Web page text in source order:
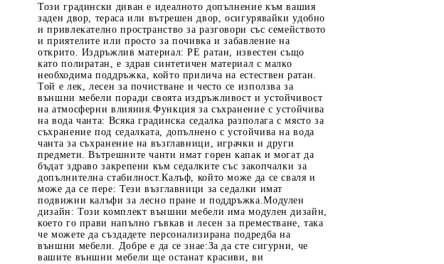
Този градински диван е идеалното допълнение към вашия
заден двор, тераса или вътрешен двор, осигурявайки удобно
и привлекателно пространство за разговори със семейството
и приятелите или просто за почивка и забавление на
открито. Издръжлив материал: PE ратан, известен също
като полиратан, е здрав синтетичен материал с малко
необходима поддръжка, който прилича на естествен ратан.
Той е лек, лесен за почистване и често се използва за
външни мебели поради своята издръжливост и устойчивост
на атмосферни влияния.Функция за съхранение с устойчива
на вода чанта: Всяка градинска седалка разполага с място за
съхранение под седалката, допълнено с устойчива на вода
чанта за съхранение на възглавници, играчки и други
предмети. Вътрешните чанти имат горен капак и могат да
бъдат здраво закрепени към седалките със закопчалки за
допълнителна стабилност.Калъф, който може да се сваля и
може да се пере: Тези възглавници за седалки имат
подвижни калъфи за лесно пране и поддръжка.Модулен
дизайн: Този комплект външни мебели има модулен дизайн,
което го прави напълно гъвкав и лесен за преместване, така
че можете да създадете персонализирана подредба на
външни мебели. Добре е да се знае:За да сте сигурни, че
вашите външни мебели ще останат красиви, ви